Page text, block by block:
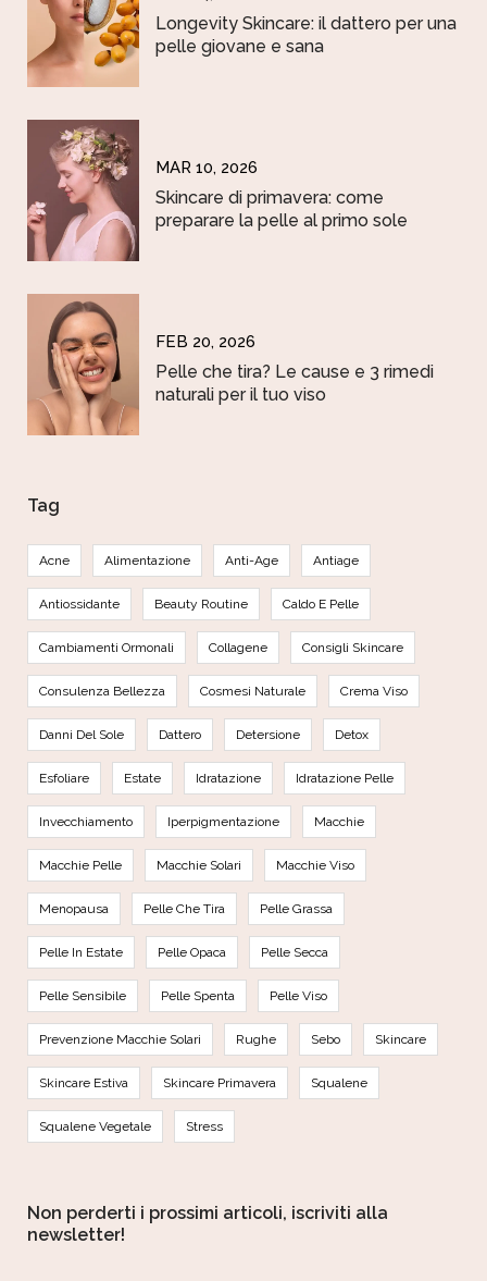
Longevity Skincare: il dattero per una
pelle giovane e sana
MAR 10, 2026
Skincare di primavera: come
preparare la pelle al primo sole
FEB 20, 2026
Pelle che tira? Le cause e 3 rimedi
naturali per il tuo viso
Tag
Acne Alimentazione Anti-Age Antiage
Antiossidante Beauty Routine Caldo E Pelle
Cambiamenti Ormonali Collagene Consigli Skincare
Consulenza Bellezza Cosmesi Naturale Crema Viso
Danni Del Sole Dattero Detersione Detox
Esfoliare Estate Idratazione Idratazione Pelle
Invecchiamento Iperpigmentazione Macchie
Macchie Pelle Macchie Solari Macchie Viso
Menopausa Pelle Che Tira Pelle Grassa
Pelle In Estate Pelle Opaca Pelle Secca
Pelle Sensibile Pelle Spenta Pelle Viso
Prevenzione Macchie Solari Rughe Sebo Skincare
Skincare Estiva Skincare Primavera Squalene
Squalene Vegetale Stress
Non perderti i prossimi articoli, iscriviti alla
newsletter!